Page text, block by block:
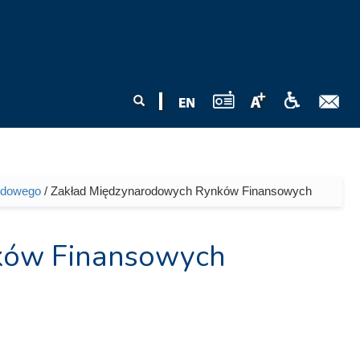
Szukaj
/ Zakład Międzynarodowych Rynków Finansowych
Finansowych